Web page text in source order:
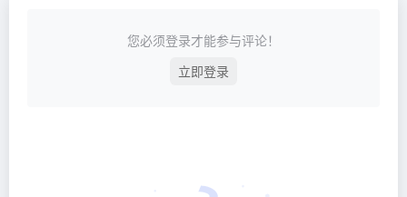
您必须登录才能参与评论！
立即登录